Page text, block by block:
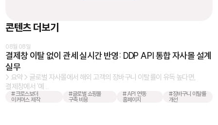
콘텐츠 더보기
08월 08일
결제창 이탈 없이 관세 실시간 반영: DDP API 통합 자사몰 설계
실무
> 요약 > 글로벌 자사몰에서 해외 고객의 장바구니 이탈률이 유독 높다면,
결제창에서 '예 ...
#크로스보더
이커머스 제작
#글로벌 쇼핑몰
구축 비용
#API 연동
홈페이지
#장바구니 이탈률
개선